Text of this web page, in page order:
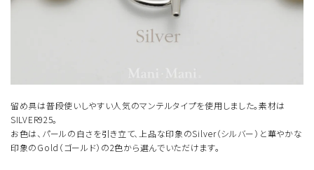
留め具は普段使いしやすい人気のマンテルタイプを使用しました。素材は
SILVER925。
お色は、パールの白さを引き立て、上品な印象のSilver（シルバー）と華やかな
印象のGold（ゴールド）の2色から選んでいただけます。